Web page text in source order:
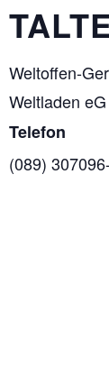
Weltoffen-
Weltladen eG
Telefon
(089)